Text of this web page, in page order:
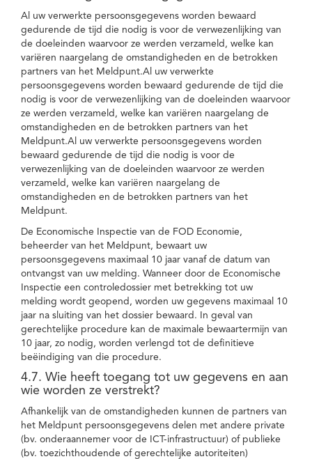
Al uw verwerkte persoonsgegevens worden bewaard
gedurende de tijd die nodig is voor de verwezenlijking van
de doeleinden waarvoor ze werden verzameld, welke kan
variëren naargelang de omstandigheden en de betrokken
partners van het Meldpunt.Al uw verwerkte
persoonsgegevens worden bewaard gedurende de tijd die
nodig is voor de verwezenlijking van de doeleinden waarvoor
ze werden verzameld, welke kan variëren naargelang de
omstandigheden en de betrokken partners van het
Meldpunt.Al uw verwerkte persoonsgegevens worden
bewaard gedurende de tijd die nodig is voor de
verwezenlijking van de doeleinden waarvoor ze werden
verzameld, welke kan variëren naargelang de
omstandigheden en de betrokken partners van het
Meldpunt.
De Economische Inspectie van de FOD Economie,
beheerder van het Meldpunt, bewaart uw
persoonsgegevens maximaal 10 jaar vanaf de datum van
ontvangst van uw melding. Wanneer door de Economische
Inspectie een controledossier met betrekking tot uw
melding wordt geopend, worden uw gegevens maximaal 10
jaar na sluiting van het dossier bewaard. In geval van
gerechtelijke procedure kan de maximale bewaartermijn van
10 jaar, zo nodig, worden verlengd tot de definitieve
beëindiging van die procedure.
4.7. Wie heeft toegang tot uw gegevens en aan
wie worden ze verstrekt?
Afhankelijk van de omstandigheden kunnen de partners van
het Meldpunt persoonsgegevens delen met andere private
(bv. onderaannemer voor de ICT-infrastructuur) of publieke
(bv. toezichthoudende of gerechtelijke autoriteiten)